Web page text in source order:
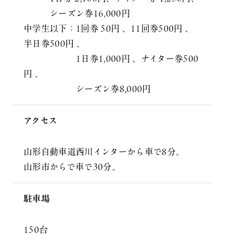
シーズン券16,000円
中学生以下：1回券 50円 、11回券500円 、
半日券500円 、
1日券1,000円 、ナイター券500
円 、
シーズン券8,000円
アクセス
山形自動車道西川インターから車で8分。
山形市からで車で30分。
駐車場
150台